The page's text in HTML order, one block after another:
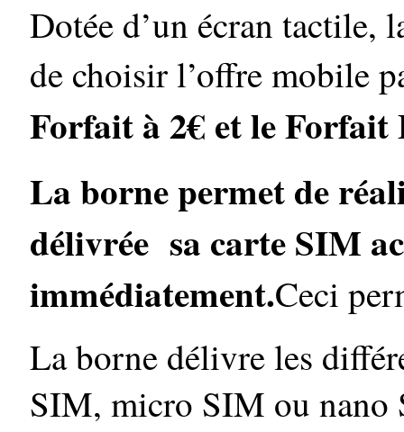
Dotée d’un écran tactile,
de choisir l’offre mobile
Forfait à 2€ et le Forfait
La borne permet de
délivrée sa carte SIM
immédiatement.Ceci
La borne délivre les
SIM, micro SIM ou nano